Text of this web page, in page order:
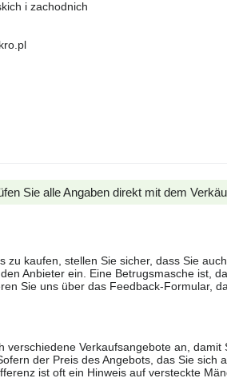
i zachodnich
Sie alle Angaben direkt mit dem
kaufen, stellen Sie sicher, dass Sie
Anbieter ein. Eine Betrugsmasche ist,
Sie uns über das Feedback-Formular,
Verkaufsangebote an,
der Preis des Angebots, das Sie sich
ist oft ein Hinweis auf versteckte